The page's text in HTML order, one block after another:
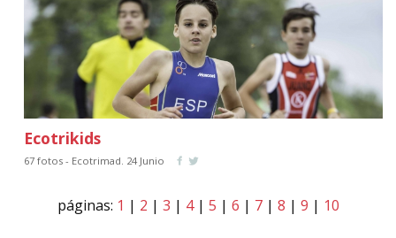
Ecotrikids
67 fotos - Ecotrimad. 24 Junio
páginas: 1 | 2 | 3 | 4| 5 | 6 | 7| 8 | 9 | 10